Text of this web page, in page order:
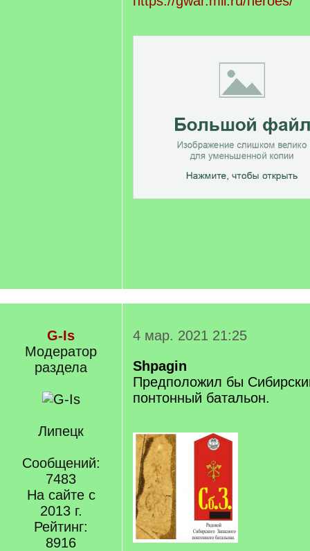
G-Is
Модератор
раздела
Липецк
Сообщений:
7483
На сайте с
2013 г.
Рейтинг:
8916
4 мар. 2021 21:25
Shpagin
Предположил бы
понтонный батальон.